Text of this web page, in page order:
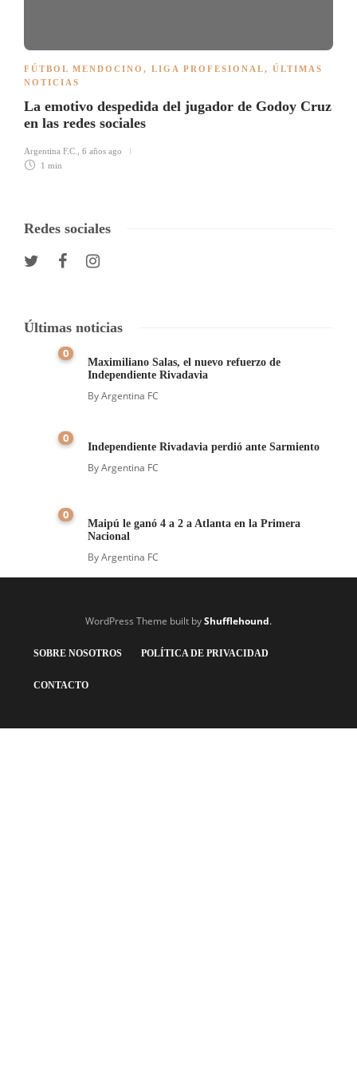
FÚTBOL MENDOCINO , LIGA PROFESIONAL, ÚLTIMAS
NOTICIAS
La emotivo despedida del jugador de Godoy Cruz
en las redes sociales
Argentina F.C.
6 años ago
1 min
Redes sociales
Últimas noticias
0
Maximiliano Salas, el nuevo refuerzo de
Independiente Rivadavia
ByArgentina FC
0
Independiente Rivadavia perdió ante Sarmiento
ByArgentina FC
0
Maipú le ganó 4 a 2 a Atlanta en la Primera
Nacional
ByArgentina FC
WordPress Theme built byShufflehound.
SOBRE NOSOTROS POLÍTICA DE PRIVACIDAD
CONTACTO